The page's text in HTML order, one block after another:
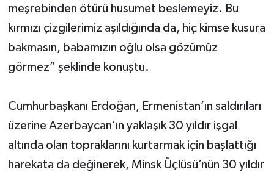
meşrebinden ötürü husumet beslemeyiz. Bu
kırmızı çizgilerimiz aşıldığında da, hiç kimse kusura
bakmasın, babamızın oğlu olsa gözümüz
görmez” şeklinde konuştu.
Cumhurbaşkanı Erdoğan, Ermenistan’ın saldırıları
üzerine Azerbaycan’ın yaklaşık 30 yıldır işgal
altında olan topraklarını kurtarmak için başlattığı
harekata da değinerek, Minsk Üçlüsü’nün 30 yıldır